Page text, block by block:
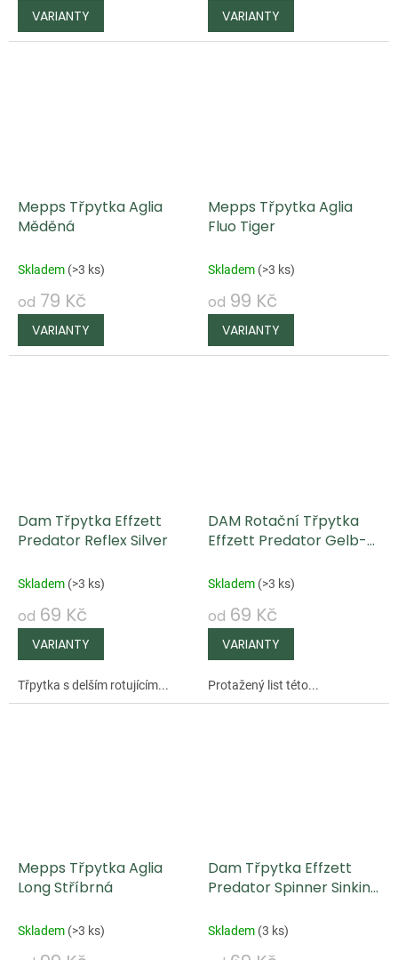
Mepps Třpytka Aglia
Měděná
Skladem (>3 ks)
od 79 Kč
Mepps Třpytka Aglia
Fluo Tiger
Skladem (>3 ks)
od 99 Kč
Dam Třpytka Effzett
Predator Reflex Silver
Skladem (>3 ks)
od 69 Kč
Třpytka s delším rotujícím...
DAM Rotační Třpytka
Effzett Predator Gelb-
Skladem (>3 ks)
od 69 Kč
Protažený list této...
Mepps Třpytka Aglia
Long Stříbrná
Skladem (>3 ks)
Dam Třpytka Effzett
Predator Spinner Sinking
Skladem (3 ks)